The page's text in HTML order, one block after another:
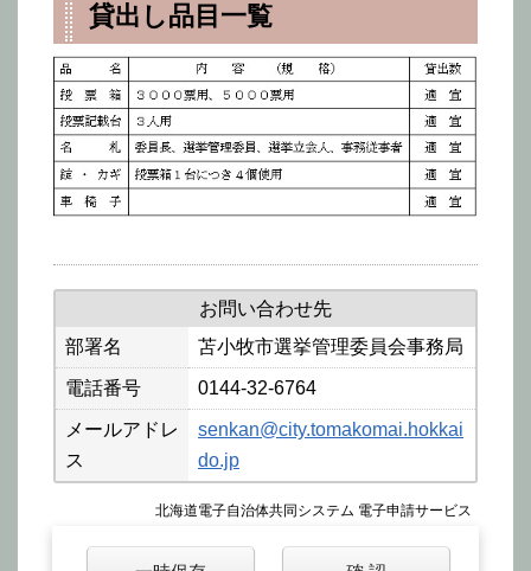
貸出し品目一覧
お問い合わせ先
部署名
苫小牧市選挙管理委員会事務局
電話番号 0144-32-6764
メールアドレ
ス
senkan@city.tomakomai.hokkai
do.jp
北海道電子自治体共同システム 電子申請サービス